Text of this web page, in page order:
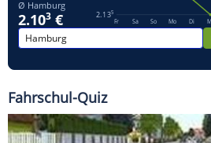
Fahrschul-Quiz